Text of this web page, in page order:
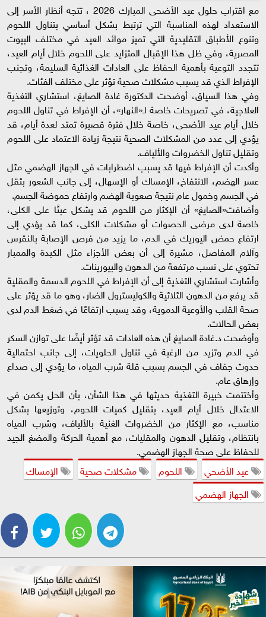
مع اقتراب حلول عيد الأضحى المبارك 2026 ، تتجه أنظار الأسر إلى
الاستعداد لهذه المناسبة التي ترتبط بشكل أساسي بتناول اللحوم
وتنوع الأطباق التقليدية التي تميز موائد العيد في مختلف البيوت
المصرية، وفي ظل هذا الإقبال المتزايد على اللحوم خلال أيام العيد،
تتجدد التوعية بأهمية الحفاظ على العادات الغذائية السليمة، وتجنب
الإفراط الذي قد يسبب مشكلات صحية تؤثر على مختلف الفئات.
وفي هذا السياق، أوضحت الدكتورة غادة الصايغ، استشاري التغذية
العلاجية، في تصريحات خاصة لـ«النهار»، أن الإفراط في تناول اللحوم
خلال أيام عيد الأضحى، خاصة خلال فترة قصيرة تمتد لعدة أيام، قد
يؤدي إلى عدد من المشكلات الصحية نتيجة زيادة الاعتماد على اللحوم
وتقليل تناول الخضروات والألياف.
وأكدت أن الإفراط فيها قد يسبب اضطرابات في الجهاز الهضمي مثل
عسر الهضم، الانتفاخ، الإمساك أو الإسهال، إلى جانب الشعور بثقل
في الجسم وخمول عام نتيجة صعوبة الهضم وارتفاع حموضة الجسم.
وأضافت«الصايغ» أن الإكثار من اللحوم قد يشكل عبئًا على الكلى،
خاصة لدى مرضى الحصوات أو مشكلات الكلى، كما قد يؤدي إلى
ارتفاع حمض اليوريك في الدم، ما يزيد من فرص الإصابة بالنقرس
وآلام المفاصل، مشيرة إلى أن بعض الأجزاء مثل الكبدة والممبار
تحتوي على نسب مرتفعة من الدهون والبيورينات.
وأشارت استشاري التغذية إلى أن الإفراط في اللحوم الدسمة والمقلية
قد يرفع من الدهون الثلاثية والكوليسترول الضار، وهو ما قد يؤثر على
صحة القلب والأوعية الدموية، وقد يسبب ارتفاعًا في ضغط الدم لدى
بعض الحالات.
وأوضحت د.غادة الصايغ أن هذه العادات قد تؤثر أيضًا على توازن السكر
في الدم وتزيد من الرغبة في تناول الحلويات، إلى جانب احتمالية
حدوث جفاف في الجسم بسبب قلة شرب المياه، ما يؤدي إلى صداع
وإرهاق عام.
وأختتمت خبيرة التغذية حديثها في هذا الشأن، بأن الحل يكمن في
الاعتدال خلال أيام العيد، بتقليل كميات اللحوم، وتوزيعها بشكل
مناسب، مع الإكثار من الخضروات الغنية بالألياف، وشرب المياه
بانتظام، وتقليل الدهون والمقليات، مع أهمية الحركة والمضغ الجيد
للحفاظ على صحة الجهاز الهضمي.
عيد الأضحي
اللحوم مشكلات صحية
الإمساك
الجهاز الهضمي